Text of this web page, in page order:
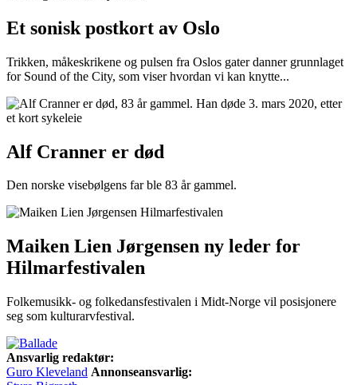
Et sonisk postkort av Oslo
Trikken, måkeskrikene og pulsen fra Oslos gater danner grunnlaget
for Sound of the City, som viser hvordan vi kan knytte...
Alf Cranner er død
Den norske visebølgens far ble 83 år gammel.
Maiken Lien Jørgensen ny leder for
Hilmarfestivalen
Folkemusikk- og folkedansfestivalen i Midt-Norge vil posisjonere
seg som kulturarvfestival.
Ansvarlig redaktør:
Guro Kleveland Annonseansvarlig: